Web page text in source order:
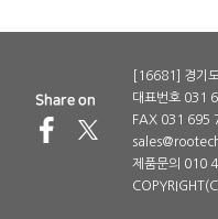
[16681] 경기
대표번호 031
FAX 031 695
제품문의 010